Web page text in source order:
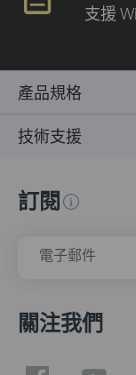
支援
產品規格
技術支援
訂閱
電子郵件
關注我們